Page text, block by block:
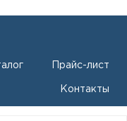
Прайс-лист
Контакты